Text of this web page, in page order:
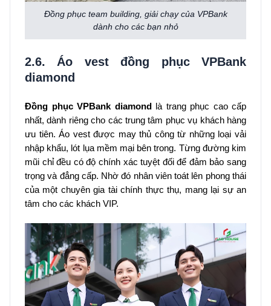
Đồng phục team building, giải chạy của VPBank
dành cho các bạn nhỏ
2.6. Áo vest đồng phục VPBank
diamond
Đồng phục VPBank diamond là trang phục cao cấp
nhất, dành riêng cho các trung tâm phục vụ khách hàng
ưu tiên. Áo vest được may thủ công từ những loại vải
nhập khẩu, lót lụa mềm mại bên trong. Từng đường kim
mũi chỉ đều có độ chính xác tuyệt đối để đảm bảo sang
trọng và đẳng cấp. Nhờ đó nhân viên toát lên phong thái
của một chuyên gia tài chính thực thụ, mang lại sự an
tâm cho các khách VIP.